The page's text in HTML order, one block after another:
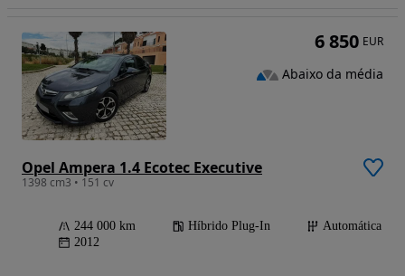
Opel Ampera 1.4 Ecotec Executive
1398 cm3 • 151 cv
244 000 km Híbrido Plug-In
Automática
2012
6 850 EUR
Abaixo da média